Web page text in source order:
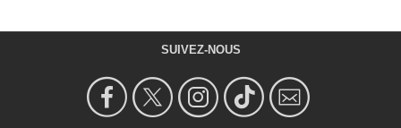
SUIVEZ-NOUS